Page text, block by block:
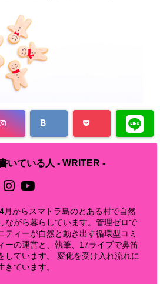
いている人 - WRITER -
月からスマトラ島のとある村で自然
ながら暮らしています。管理ゼロで
ティーが自然と動き出す循環型コミ
ーの運営と、執筆、17ライブで鼻笛
しています。 変化を受け入れ流れに
きています。